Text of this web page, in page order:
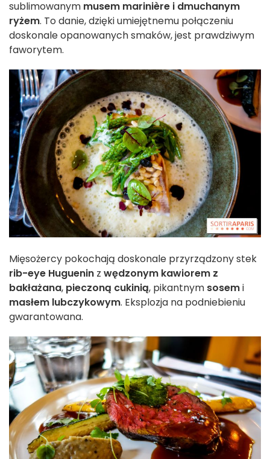
sublimowanym musem marinière i dmuchanym
ryżem. To danie, dzięki umiejętnemu połączeniu
doskonale opanowanych smaków, jest prawdziwym
faworytem.
Mięsożercy pokochają doskonale przyrządzony stek
rib-eye Huguenin z wędzonym kawiorem z
bakłażana, pieczoną cukinią, pikantnym sosemi
masłem lubczykowym. Eksplozja na podniebieniu
gwarantowana.